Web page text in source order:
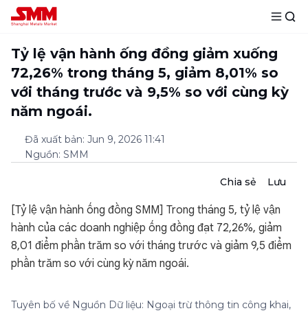
Tỷ lệ vận hành ống đồng giảm xuống
72,26% trong tháng 5, giảm 8,01% so
với tháng trước và 9,5% so với cùng kỳ
năm ngoái.
Đã xuất bản: Jun 9, 2026 11:41
Nguồn: SMM
Chia sẻ Lưu
[Tỷ lệ vận hành ống đồng SMM] Trong tháng 5, tỷ lệ vận
hành của các doanh nghiệp ống đồng đạt 72,26%, giảm
8,01 điểm phần trăm so với tháng trước và giảm 9,5 điểm
phần trăm so với cùng kỳ năm ngoái.
Tuyên bố về Nguồn Dữ liệu: Ngoại trừ thông tin công khai,